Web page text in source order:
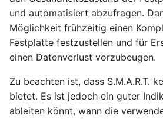
Februar 2025
Januar 2025
Oktober 2024
YubiKey
openmediavault
Ready - E-Mails
verschlüsseln und
signieren
Configuration
AVM FRITZ!Box 4040 -
Upgrade
Upgrade
USB Storage Device
und automatisiert abzufragen.
Möglichkeit frühzeitig einen
Festplatte festzustellen und für
einen Datenverlust vorzubeugen.
Zu beachten ist, dass S.M.A.R.T.
bietet. Es ist jedoch ein guter
ableiten könnt, wann die